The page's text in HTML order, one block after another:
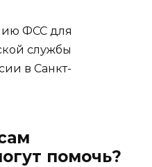
помочь?